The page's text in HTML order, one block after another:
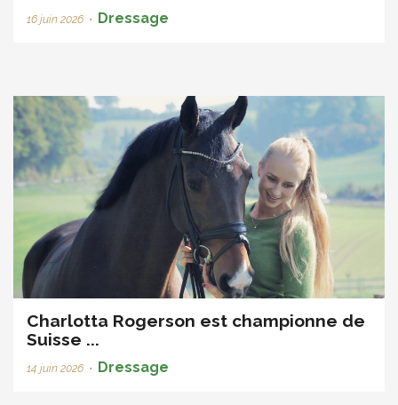
16 juin 2026 • Dressage
Charlotta Rogerson est championne de
Suisse ...
14 juin 2026 • Dressage